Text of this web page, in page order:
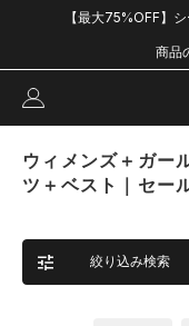
【最大75%OFF】
商品
ウィメンズ＋ガー
ツ＋ベスト｜セー
絞り込み検索